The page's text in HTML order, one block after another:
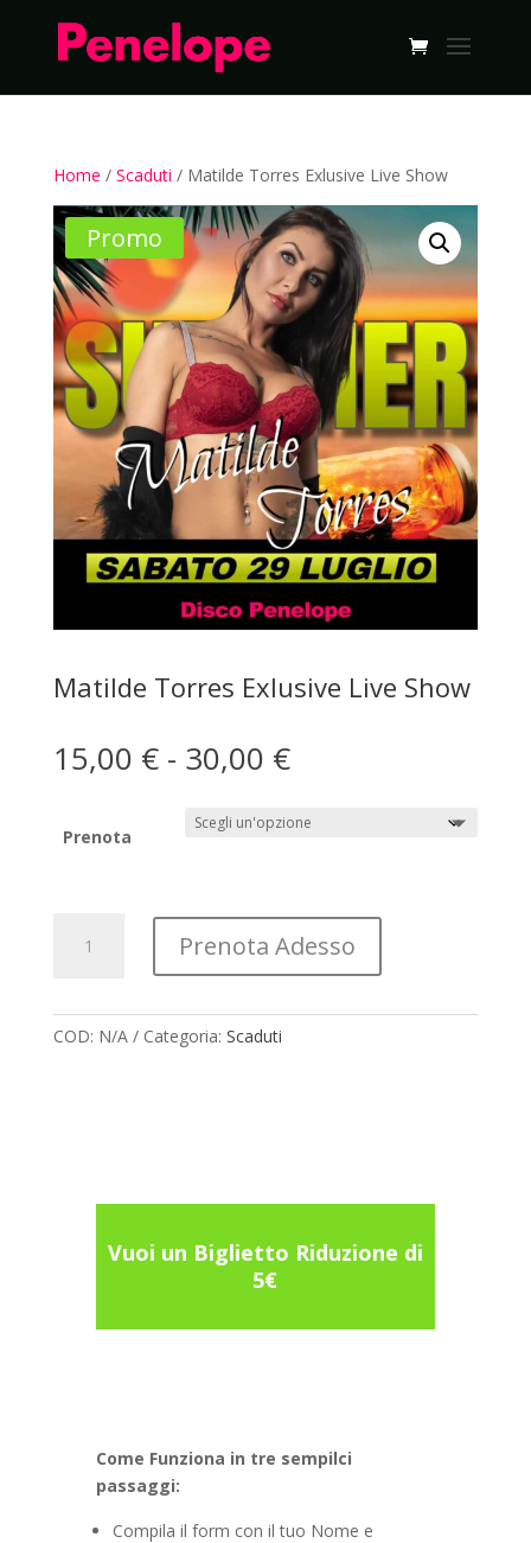
Home / Scaduti / Matilde Torres Exlusive Live Show
Promo
Matilde Torres Exlusive Live Show
15,00 € - 30,00 €Fascia
di
prezzo:
da
30,00 €
Prenota
Torres
Show
Prenota Adesso
COD: N/A Categoria: Scaduti
Vuoi un Biglietto Riduzione di
5€
Come Funziona in tre sempilci
passaggi:
Compila il form con il tuo Nome e